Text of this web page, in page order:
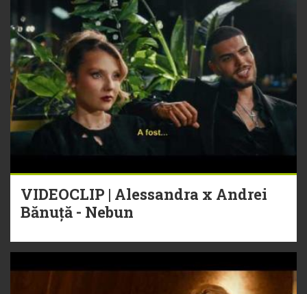
VIDEOCLIP | Alessandra x Andrei
Bănuță - Nebun